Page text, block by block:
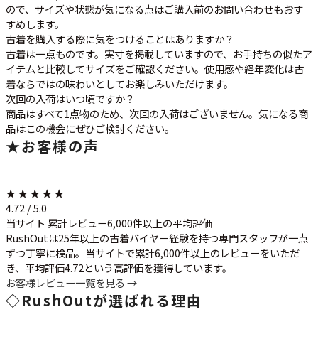
ので、サイズや状態が気になる点はご購入前のお問い合わせもおす
すめします。
古着を購入する際に気をつけることはありますか？
古着は一点ものです。実寸を掲載していますので、お手持ちの似たア
イテムと比較してサイズをご確認ください。使用感や経年変化は古
着ならではの味わいとしてお楽しみいただけます。
次回の入荷はいつ頃ですか？
商品はすべて1点物のため、次回の入荷はございません。気になる商
品はこの機会にぜひご検討ください。
★お客様の声
★ ★ ★ ★ ★
4.72 / 5.0
当サイト 累計レビュー6,000件以上の平均評価
RushOutは25年以上の古着バイヤー経験を持つ専門スタッフが一点
ずつ丁寧に検品。当サイトで累計6,000件以上のレビューをいただ
き、平均評価4.72という高評価を獲得しています。
お客様レビュー一覧を見る →
◇RushOutが選ばれる理由